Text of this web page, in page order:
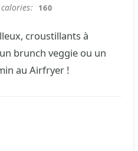
calories 160
croustillants à
brunch veggie ou un
au Airfryer !